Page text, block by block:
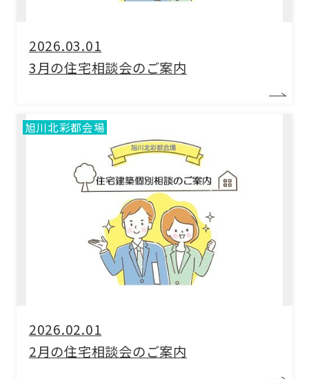
2026.03.01
3月の住宅相談会のご案内
旭川北彩都会場
2026.02.01
2月の住宅相談会のご案内